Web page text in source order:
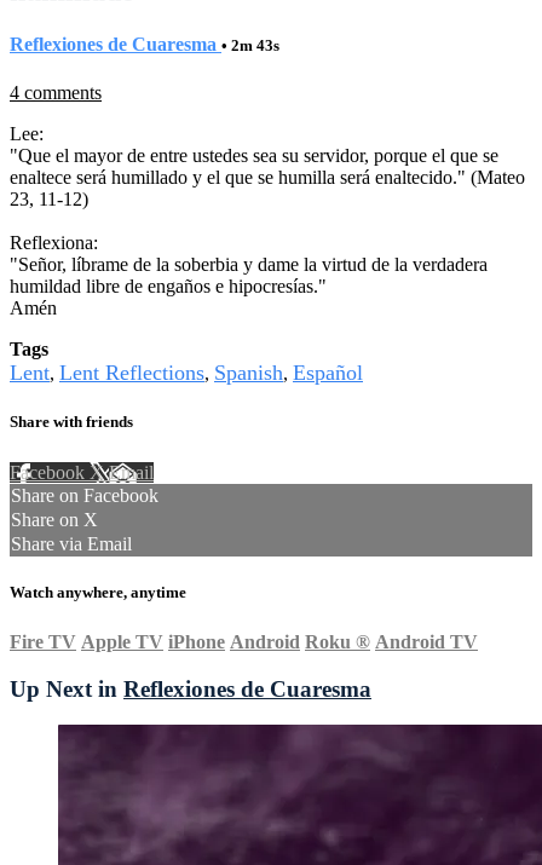
Reflexiones de Cuaresma • 2m 43s
4 comments
Lee:
"Que el mayor de entre ustedes sea su servidor, porque el que se
enaltece será humillado y el que se humilla será enaltecido." (Mateo
23, 11-12)
Reflexiona:
"Señor, líbrame de la soberbia y dame la virtud de la verdadera
humildad libre de engaños e hipocresías."
Amén
Tags
Lent, Lent Reflections, Spanish, Español
Share with friends
Facebook XEmail
Share on Facebook
Share on X
Share via Email
Watch anywhere, anytime
Fire TV Apple TV iPhone Android Roku ® Android TV
Up Next in Reflexiones de Cuaresma